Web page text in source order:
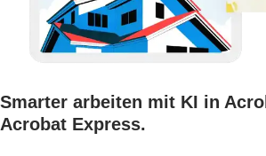
Smarter arbeiten mit KI in
Acrobat Express.